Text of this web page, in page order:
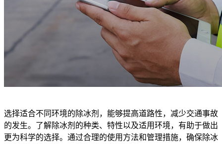
选择适合不同环境的除冰剂，能够提高道路性，减少交通事故
的发生。了解除冰剂的种类、特性以及适用环境，有助于做出
更为科学的选择。通过合理的使用方法和管理措施，确保除冰